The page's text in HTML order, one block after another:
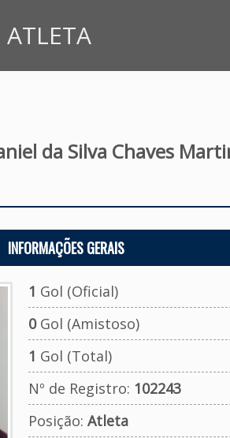
ATLETA
da Silva Chaves
INFORMAÇÕES GERAIS
1 Gol (Oficial)
0Gol (Amistoso)
1 Gol (Total)
Nº de Registro: 102243
Posição: Atleta